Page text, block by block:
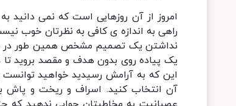
امروز از آن روزهایی است که نمی دانید
راهی به اندازه ی کافی به نظرتان خوب
نداشتن یک تصمیم مشخص همین طور در
یک پیاده روی بدون هدف و مقصد بروید تا
این که به آرامش رسیدید خواهید
آن انتخاب کنید. اسراف و ریخت و پاش